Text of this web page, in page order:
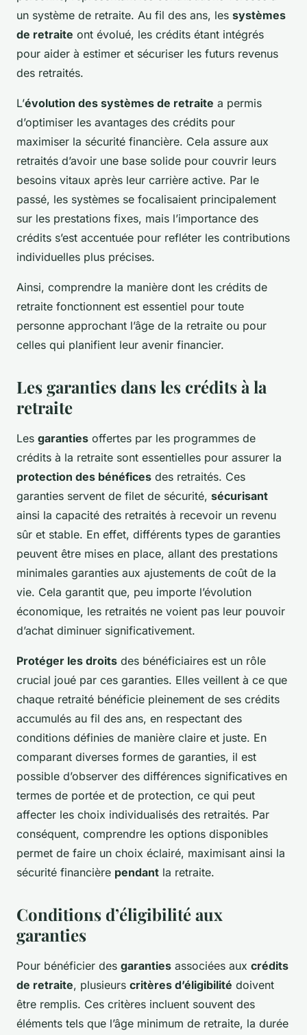
un système de retraite. Au fil des ans, les systèmes
de retraite ont évolué, les crédits étant intégrés
pour aider à estimer et sécuriser les futurs revenus
des retraités.
L’évolution des systèmes de retraite a permis
d’optimiser les avantages des crédits pour
maximiser la sécurité financière. Cela assure aux
retraités d’avoir une base solide pour couvrir leurs
besoins vitaux après leur carrière active. Par le
passé, les systèmes se focalisaient principalement
sur les prestations fixes, mais l’importance des
crédits s’est accentuée pour refléter les contributions
individuelles plus précises.
Ainsi, comprendre la manière dont les crédits de
retraite fonctionnent est essentiel pour toute
personne approchant l’âge de la retraite ou pour
celles qui planifient leur avenir financier.
Les garanties dans les crédits à la
retraite
Les garanties offertes par les programmes de
crédits à la retraite sont essentielles pour assurer la
protection des bénéfices des retraités. Ces
garanties servent de filet de sécurité, sécurisant
ainsi la capacité des retraités à recevoir un revenu
sûr et stable. En effet, différents types de garanties
peuvent être mises en place, allant des prestations
minimales garanties aux ajustements de coût de la
vie. Cela garantit que, peu importe l’évolution
économique, les retraités ne voient pas leur pouvoir
d’achat diminuer significativement.
Protéger les droits des bénéficiaires est un rôle
crucial joué par ces garanties. Elles veillent à ce que
chaque retraité bénéficie pleinement de ses crédits
accumulés au fil des ans, en respectant des
conditions définies de manière claire et juste. En
comparant diverses formes de garanties, il est
possible d’observer des différences significatives en
termes de portée et de protection, ce qui peut
affecter les choix individualisés des retraités. Par
conséquent, comprendre les options disponibles
permet de faire un choix éclairé, maximisant ainsi la
sécurité financière pendant la retraite.
Conditions d’éligibilité aux
garanties
Pour bénéficier des garanties associées aux crédits
de retraite, plusieurs critères d’éligibilité doivent
être remplis. Ces critères incluent souvent des
éléments tels que l’âge minimum de retraite, la durée